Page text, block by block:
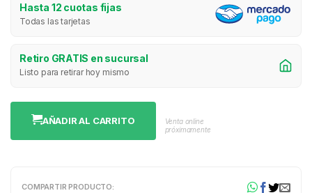
Hasta 12 cuotas fijas
Todas las tarjetas
Retiro GRATIS en sucursal
Listo para retirar hoy mismo
AÑADIR AL CARRITO
Venta online
próximamente
COMPARTIR PRODUCTO: